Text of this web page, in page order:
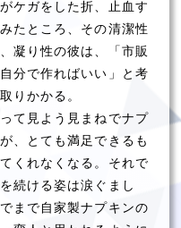
ケガをした折、止血す
たところ、その清潔性
凝り性の彼は、「市販
分で作ればいい」と考
りかかる。
て見よう見まねでナプ
、とても満足できるも
くれなくなる。それで
続ける姿は涙ぐまし
まで自家製ナプキンの